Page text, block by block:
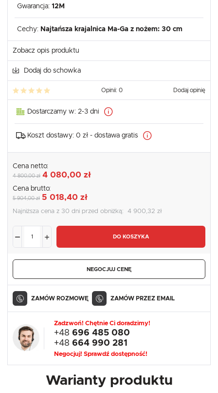
Gwarancja: 12M
Cechy: Najtańsza krajalnica Ma-Ga z nożem: 30 cm
Zobacz opis produktu
Dodaj do schowka
Opinii: 0 Dodaj opinię
Dostarczamy w: 2-3 dni
Koszt dostawy: 0 zł - dostawa gratis
Cena netto:
4 800,00 zł 4 080,00 zł
Cena brutto:
5 904,00 zł 5 018,40 zł
Najniższa cena z 30 dni przed obniżką: 4 900,32 zł
DO KOSZYKA
NEGOCJUJ CENĘ
ZAMÓW ROZMOWĘ ZAMÓW PRZEZ EMAIL
Zadzwoń! Chętnie Ci doradzimy!
+48 696 485 080
+48 664 990 281
Negocjuj! Sprawdź dostępność!
Warianty produktu